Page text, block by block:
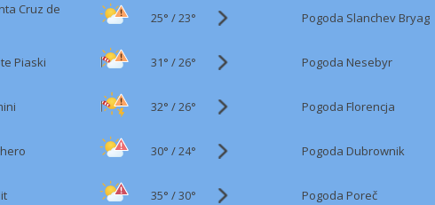
Cruz de
25° /23° Pogoda Slanchev Bryag
Piaski 31° /26° Pogoda Nesebyr
32° /26° Pogoda Florencja
30° /24° Pogoda Dubrownik
35° /30° Pogoda Poreč